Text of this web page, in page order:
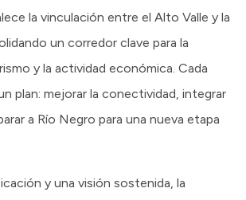
la vinculación entre el Alto Valle y la
un corredor clave para la
y la actividad económica. Cada
plan: mejorar la conectividad, integrar
a Río Negro para una nueva etapa
y una visión sostenida, la